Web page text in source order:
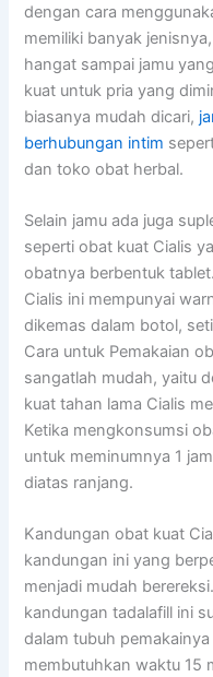
dengan cara
memiliki banyak
hangat sampai jamu
kuat untuk pria yang
biasanya mudah dicari,
berhubungan intim
dan toko obat herbal.
Selain jamu ada juga
seperti obat kuat Cialis
obatnya berbentuk
Cialis ini mempunyai
dikemas dalam botol,
Cara untuk Pemakaian
sangatlah mudah, yaitu
kuat tahan lama Cialis
Ketika mengkonsumsi
untuk meminumnya 1
diatas ranjang.
Kandungan obat kuat
kandungan ini yang
menjadi mudah
kandungan tadalafill ini
dalam tubuh
membutuhkan waktu 15